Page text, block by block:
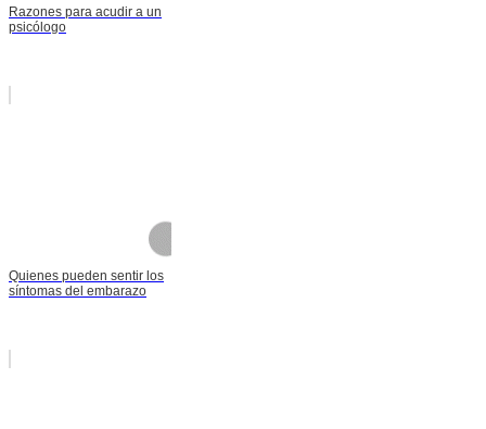
Razones para acudir a un
psicólogo
Quienes pueden sentir los
síntomas del embarazo